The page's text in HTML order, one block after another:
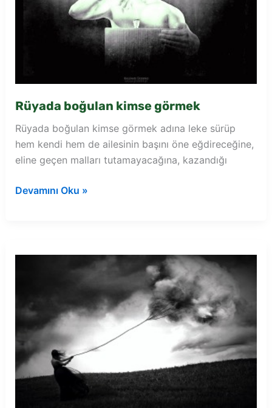
Rüyada boğulan kimse görmek
Rüyada boğulan kimse görmek adına leke sürüp
hem kendi hem de ailesinin başını öne eğdireceğine,
eline geçen malları tutamayacağına, kazandığı
Rüyada
Devamını Oku »